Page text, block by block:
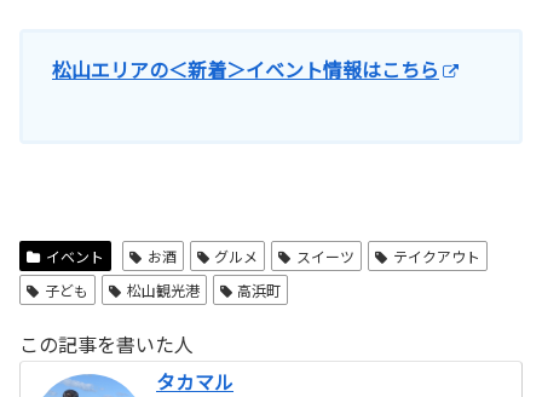
松山エリアの＜新着＞イベント情報はこちら
イベント お酒 グルメ スイーツ
テイクアウト
子ども
松山観光港 高浜町
この記事を書いた人
タカマル